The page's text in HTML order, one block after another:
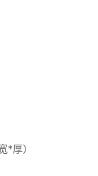
*厚）